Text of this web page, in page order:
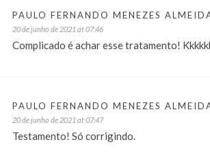
PAULO FERNANDO MENEZES
20 de junho de 2021 at 07:46
Complicado é achar esse tratamento!
PAULO FERNANDO MENEZES
20 de junho de 2021 at 07:47
Testamento! Só corrigindo.